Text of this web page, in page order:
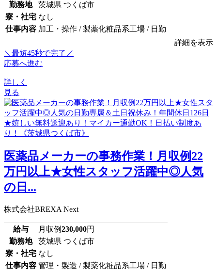
勤務地
茨城県 つくば市
寮・社宅 なし
仕事内容 加工・操作 / 製薬化粧品系工場 / 日勤
詳細を表示
＼最短45秒で完了／
応募へ進む
詳しく
見る
医薬品メーカーの事務作業！月収例22
万円以上★女性スタッフ活躍中◎人気
の日...
株式会社BREXA Next
給与 月収例230,000円
勤務地
茨城県 つくば市
寮・社宅 なし
仕事内容 管理・製造 / 製薬化粧品系工場 / 日勤